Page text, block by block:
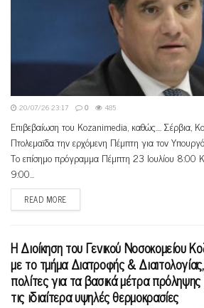
20/07/26 23:17 0 485
Eπιβεβαίωση του Kozanimedia, καθώς.... Σέρβια,
Πτολεμαϊδα την ερχόμενη Πέμπτη για τον
Το επίσημο πρόγραμμα Πέμπτη 23 Ιουλίου 8:00
9:00...
READ MORE
Η Διοίκηση του Γενικού Νοσοκομείου
με το τμήμα Διατροφής &
πολίτες για τα βασικά μέτρα
τις ιδιαίτερα υψηλές θερμοκρασίες